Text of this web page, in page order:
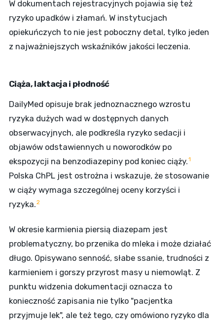
W dokumentach rejestracyjnych pojawia się też
ryzyko upadków i złamań. W instytucjach
opiekuńczych to nie jest poboczny detal, tylko jeden
z najważniejszych wskaźników jakości leczenia.
Ciąża, laktacja i płodność
DailyMed opisuje brak jednoznacznego wzrostu
ryzyka dużych wad w dostępnych danych
obserwacyjnych, ale podkreśla ryzyko sedacji i
objawów odstawiennych u noworodków po
ekspozycji na benzodiazepiny pod koniec ciąży.1
Polska ChPL jest ostrożna i wskazuje, że stosowanie
w ciąży wymaga szczególnej oceny korzyści i
ryzyka.2
W okresie karmienia piersią diazepam jest
problematyczny, bo przenika do mleka i może działać
długo. Opisywano senność, słabe ssanie, trudności z
karmieniem i gorszy przyrost masy u niemowląt. Z
punktu widzenia dokumentacji oznacza to
konieczność zapisania nie tylko "pacjentka
przyjmuje lek", ale też tego, czy omówiono ryzyko dla